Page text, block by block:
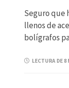
Seguro que
llenos de
bolígrafos
LECTURA DE